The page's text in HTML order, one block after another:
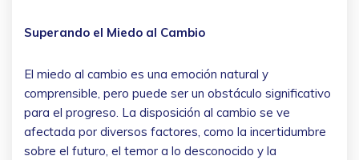
Superando el Miedo al Cambio
El miedo al cambio es una emoción natural y
comprensible, pero puede ser un obstáculo significativo
para el progreso. La disposición al cambio se ve
afectada por diversos factores, como la incertidumbre
sobre el futuro, el temor a lo desconocido y la